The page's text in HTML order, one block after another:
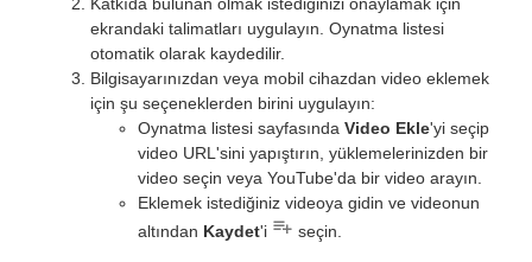
Katkıda bulunan olmak istediğinizi onaylamak için
ekrandaki talimatları uygulayın. Oynatma listesi
otomatik olarak kaydedilir.
Bilgisayarınızdan veya mobil cihazdan video eklemek
için şu seçeneklerden birini uygulayın:
Oynatma listesi sayfasında Video Ekle'yi seçip
video URL'sini yapıştırın, yüklemelerinizden bir
video seçin veya YouTube'da bir video arayın.
Eklemek istediğiniz videoya gidin ve videonun
altından Kaydet'i seçin.